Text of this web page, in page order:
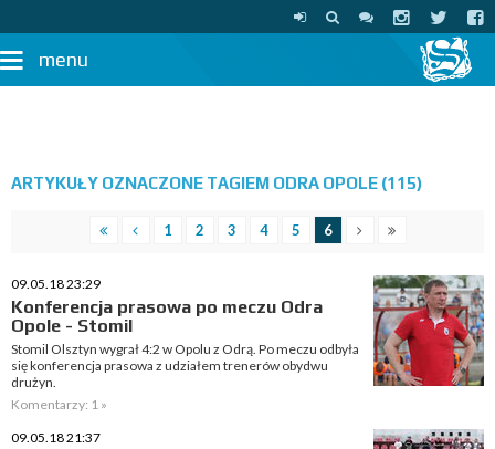
menu
ARTYKUŁY OZNACZONE TAGIEM ODRA OPOLE (115)
1 2 3 4 5 6
09.05.18 23:29
Konferencja prasowa po meczu Odra
Opole - Stomil
Stomil Olsztyn wygrał 4:2 w Opolu z Odrą. Po meczu odbyła
się konferencja prasowa z udziałem trenerów obydwu
drużyn.
Komentarzy: 1 »
09.05.18 21:37